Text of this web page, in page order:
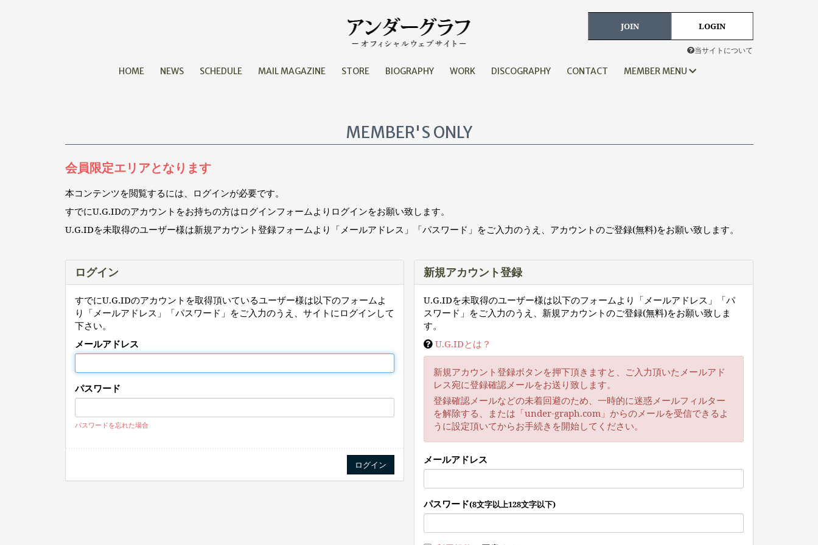
JOIN LOGIN
当サイトについて
HOME NEWS SCHEDULE MAIL MAGAZINE STORE BIOGRAPHY WORK DISCOGRAPHY CONTACT MEMBER MENU
MEMBER'S ONLY
会員限定エリアとなります
本コンテンツを閲覧するには、ログインが必要です。
すでにU.G.IDのアカウントをお持ちの方はログインフォームよりログインをお願い致します。
U.G.IDを未取得のユーザー様は新規アカウント登録フォームより「メールアドレス」「パスワード」をご入力のうえ、アカウントのご登録(無料)をお願い致します。
ログイン
すでにU.G.IDのアカウントを取得頂いているユーザー様は以下のフォームよ
り「メールアドレス」「パスワード」をご入力のうえ、サイトにログインして
下さい。
メールアドレス
パスワード
パスワードを忘れた場合
新規アカウント登録
U.G.IDを未取得のユーザー様は以下のフォームより「メールアドレス」「パ
スワード」をご入力のうえ、新規アカウントのご登録(無料)をお願い致しま
す。
U.G.IDとは？
新規アカウント登録ボタンを押下頂きますと、ご入力頂いたメールアド
レス宛に登録確認メールをお送り致します。
登録確認メールなどの未着回避のため、一時的に迷惑メールフィルター
を解除する、または「under-graph.com」からのメールを受信できるよ
うに設定頂いてからお手続きを開始してください。
メールアドレス
パスワード(8文字以上128文字以下)